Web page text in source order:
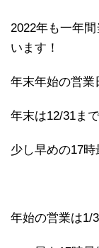
2022年も一年
います！
年末年始の営業
年末は12/31ま
少し早めの17時
年始の営業は1/